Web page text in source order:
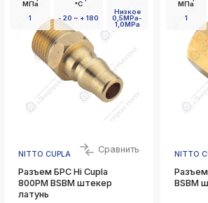
МПа
1
°C
- 20 ~ + 180
Низкое
0,5MPa-
1,0MPa
NITTO CUPLA Сравнить
Разъем БРС Hi Cupla
800PM BSBM штекер
латунь
МПа
1
NITTO
BSBM